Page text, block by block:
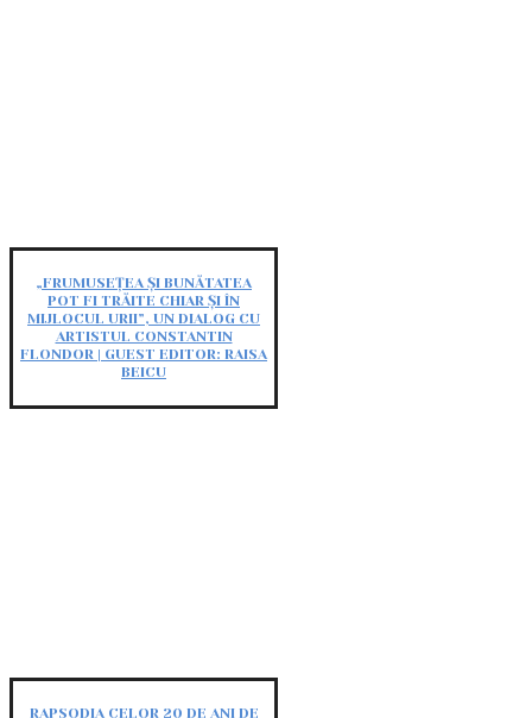
„FRUMUSEȚEA ȘI BUNĂTATEA
POT FI TRĂITE CHIAR ȘI ÎN
MIJLOCUL URII”, UN DIALOG CU
ARTISTUL CONSTANTIN
FLONDOR | GUEST EDITOR: RAISA
BEICU
RAPSODIA CELOR 20 DE ANI DE